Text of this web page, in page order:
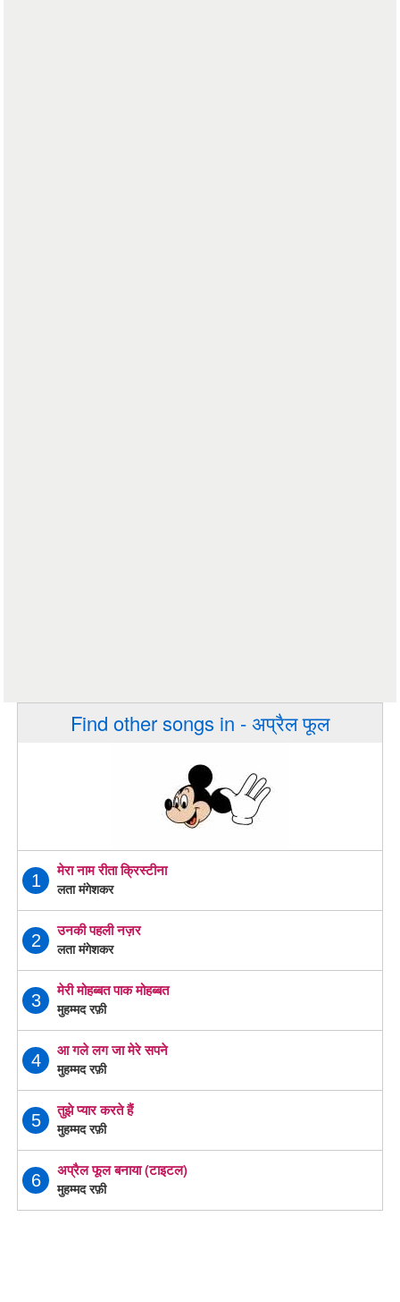
Find other songs in - अप्रैल फूल
1
मेरा नाम रीता क्रिस्टीना
लता मंगेशकर
2
उनकी पहली नज़र
लता मंगेशकर
3
मेरी मोहब्बत पाक मोहब्बत
मुहम्मद रफ़ी
4
आ गले लग जा मेरे सपने
मुहम्मद रफ़ी
5
तुझे प्यार करते हैं
मुहम्मद रफ़ी
6
अप्रैल फूल बनाया (टाइटल)
मुहम्मद रफ़ी